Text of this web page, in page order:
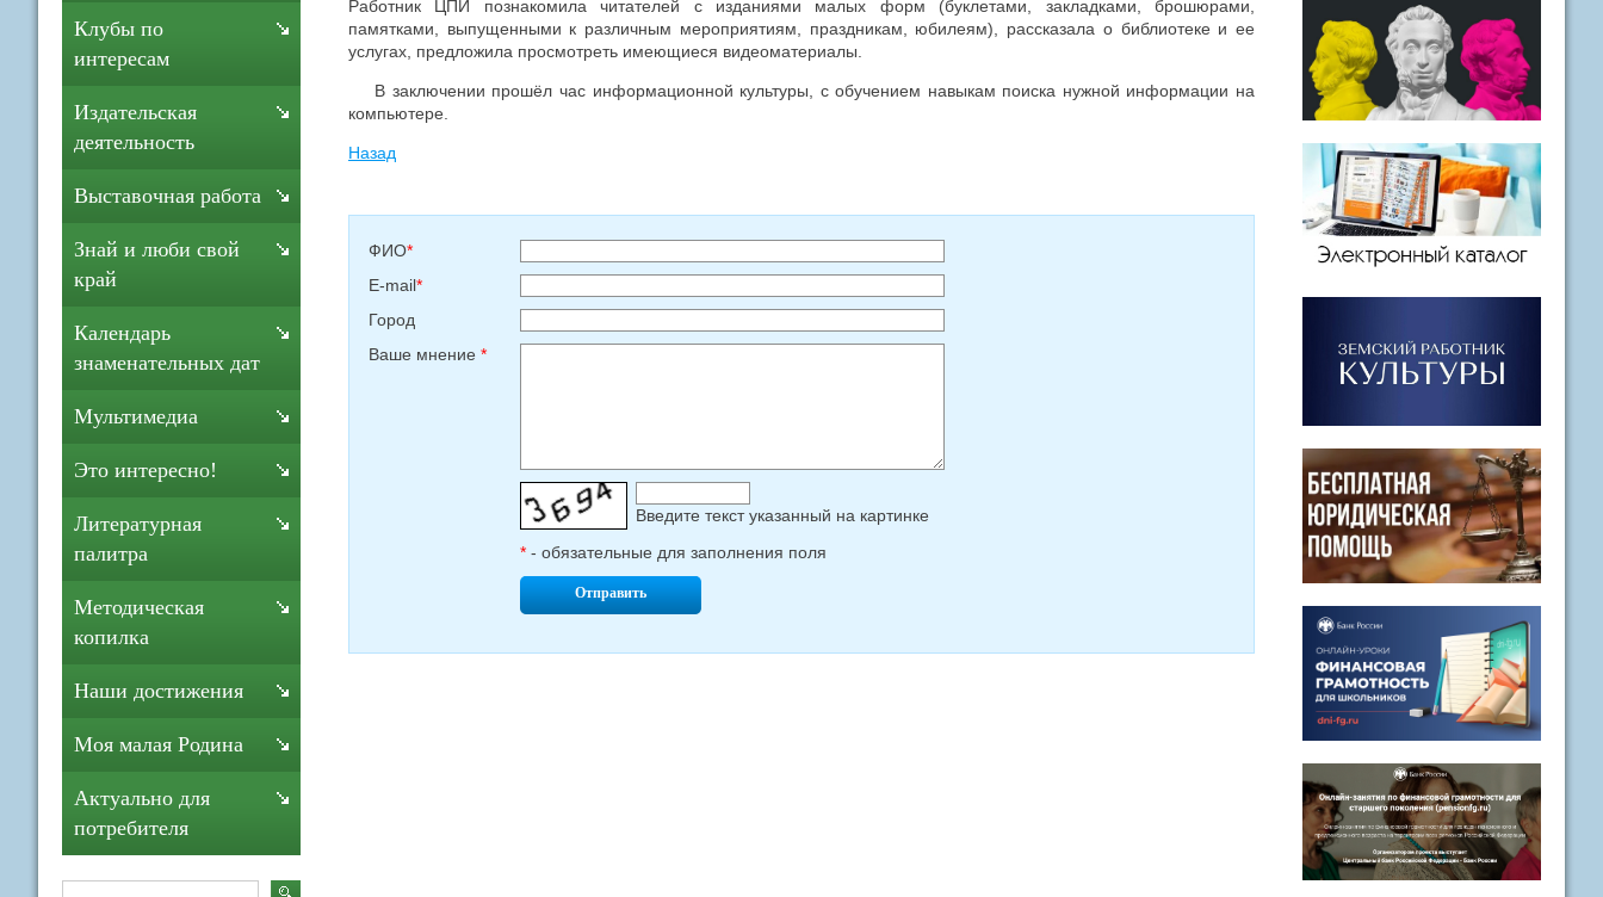
Работник ЦПИ познакомила читателей с изданиями малых форм (буклетами, закладками, брошюрами,
памятками, выпущенными к различным мероприятиям, праздникам, юбилеям), рассказала о библиотеке и ее
услугах, предложила просмотреть имеющиеся видеоматериалы.
В заключении прошёл час информационной культуры, с обучением навыкам поиска нужной информации на
компьютере.
Назад
ФИО*
E-mail*
Город
Ваше мнение *
Введите текcт указанный на картинке
* - обязательные для заполнения поля
Отправить
Клубы по
интересам
Издательская
деятельность
Выставочная работа
Знай и люби свой
край
Календарь
знаменательных дат
Мультимедиа
Это интересно!
Литературная
палитра
Методическая
копилка
Наши достижения
Моя малая Родина
Актуально для
потребителя